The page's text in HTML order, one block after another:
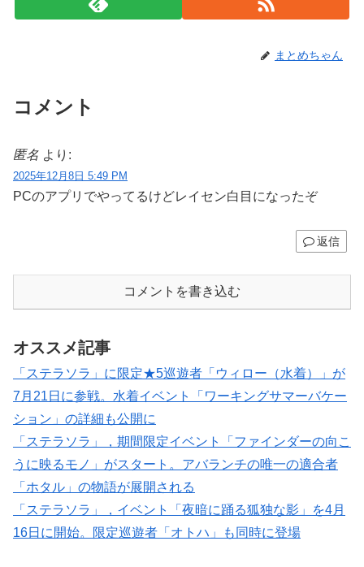
まとめちゃん
コメント
匿名 より:
2025年12月8日 5:49 PM
PCのアプリでやってるけどレイセン白目になったぞ
返信
コメントを書き込む
オススメ記事
「ステラソラ」に限定★5巡遊者「ウィロー（水着）」が
7月21日に参戦。水着イベント「ワーキングサマーバケー
ション」の詳細も公開に
「ステラソラ」，期間限定イベント「ファインダーの向こ
うに映るモノ」がスタート。アバランチの唯一の適合者
「ホタル」の物語が展開される
「ステラソラ」，イベント「夜暗に踊る狐独な影」を4月
16日に開始。限定巡遊者「オトハ」も同時に登場